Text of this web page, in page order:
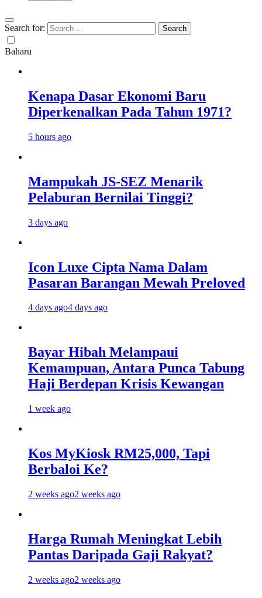
Search for:
Baharu
Kenapa Dasar Ekonomi Baru
Diperkenalkan Pada Tahun 1971?
5 hours ago
Mampukah JS-SEZ Menarik
Pelaburan Bernilai Tinggi?
3 days ago
Icon Luxe Cipta Nama Dalam
Pasaran Barangan Mewah Preloved
4 days ago4 days ago
Bayar Hibah Melampaui
Kemampuan, Antara Punca Tabung
Haji Berdepan Krisis Kewangan
1 week ago
Kos MyKiosk RM25,000, Tapi
Berbaloi Ke?
2 weeks ago2 weeks ago
Harga Rumah Meningkat Lebih
Pantas Daripada Gaji Rakyat?
2 weeks ago2 weeks ago